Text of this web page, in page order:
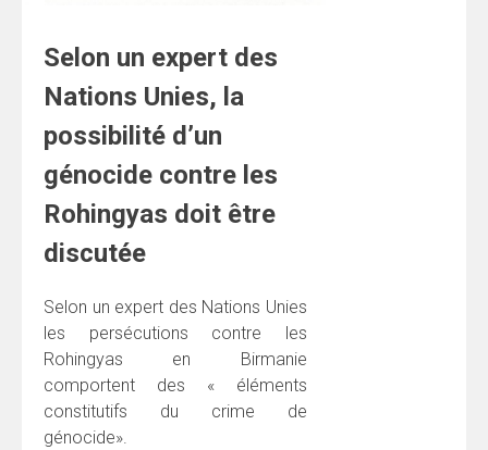
Selon un expert des
Nations Unies, la
possibilité d’un
génocide contre les
Rohingyas doit être
discutée
Selon un expert des Nations Unies
les persécutions contre les
Rohingyas en Birmanie
comportent des « éléments
constitutifs du crime de
génocide».